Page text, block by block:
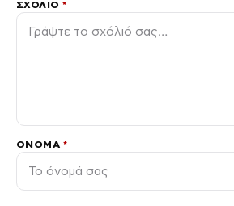
ΣΧΌΛΙΟ*
ΌΝΟΜΑ *